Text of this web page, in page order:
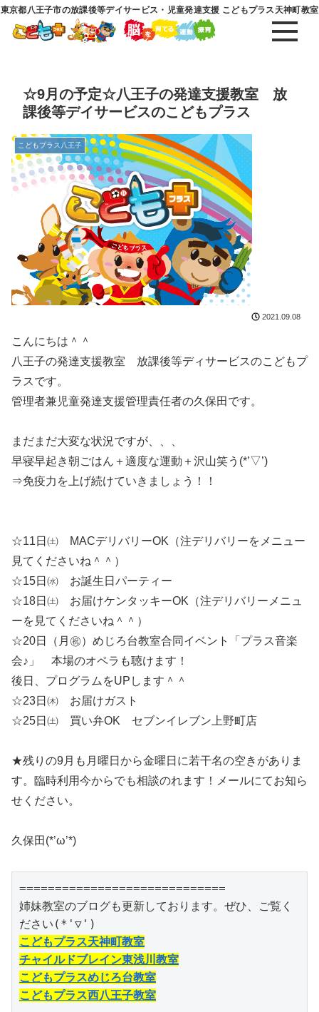
東京都八王子市の放課後等デイサービス・児童発達支援 こどもプラス天神町教室
☆9月の予定☆八王子の発達支援教室 放
課後等デイサービスのこどもプラス
こどもプラス八王子
2021.09.08
こんにちは＾＾
八王子の発達支援教室 放課後等ディサービスのこどもプ
ラスです。
管理者兼児童発達支援管理責任者の久保田です。
まだまだ大変な状況ですが、、、
早寝早起き朝ごはん＋適度な運動＋沢山笑う(*’▽’)
⇒免疫力を上げ続けていきましょう！！
☆11日㈯ MACデリバリーOK（注デリバリーをメニュー
見てくださいね＾＾）
☆15日㈬ お誕生日パーティー
☆18日㈯ お届けケンタッキーOK（注デリバリーメニュ
ーを見てくださいね＾＾）
☆20日（月㊗）めじろ台教室合同イベント「プラス音楽
会♪」 本場のオペラも聴けます！
後日、プログラムをUPします＾＾
☆23日㈭ お届けガスト
☆25日㈯ 買い弁OK セブンイレブン上野町店
★残りの9月も月曜日から金曜日に若干名の空きがありま
す。臨時利用今からでも相談のれます！メールにてお知ら
せください。
久保田(*’ω’*)
=============================
姉妹教室のブログも更新しております。ぜひ、ご覧く
こどもプラス天神町教室
チャイルドブレイン東浅川教室
こどもプラスめじろ台教室
こどもプラス西八王子教室